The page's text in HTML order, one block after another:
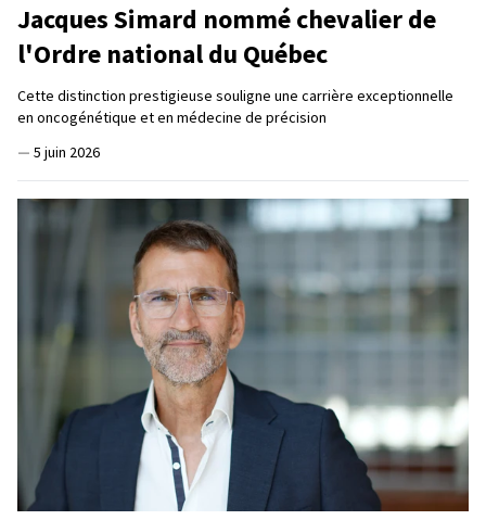
Jacques Simard nommé chevalier de
l'Ordre national du Québec
Cette distinction prestigieuse souligne une carrière exceptionnelle
en oncogénétique et en médecine de précision
— 5 juin 2026